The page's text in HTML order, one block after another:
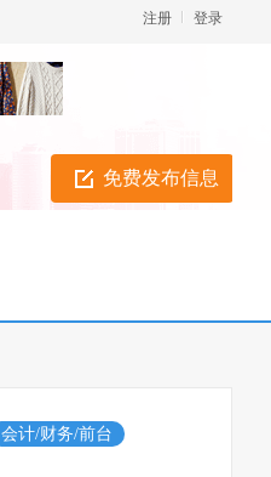
登录
注册
免费发布信息
会计/财务/前台